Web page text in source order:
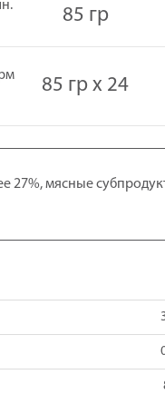
85 гр
85 гр х 24
27%, мясные